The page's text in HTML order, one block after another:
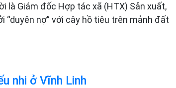
là Giám đốc Hợp tác xã (HTX) Sản xuất,
“duyên nợ” với cây hồ tiêu trên mảnh đất
nhi ở Vĩnh Linh